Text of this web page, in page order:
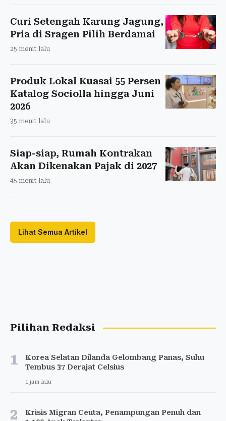
Curi Setengah Karung Jagung,
Pria di Sragen Pilih Berdamai
25 menit lalu
Produk Lokal Kuasai 55 Persen
Katalog Sociolla hingga Juni
2026
35 menit lalu
Siap-siap, Rumah Kontrakan
Akan Dikenakan Pajak di 2027
45 menit lalu
Lihat Semua Artikel
Pilihan Redaksi
1
Korea Selatan Dilanda Gelombang Panas, Suhu
Tembus 37 Derajat Celsius
1 jam lalu
2
Krisis Migran Ceuta, Penampungan Penuh dan